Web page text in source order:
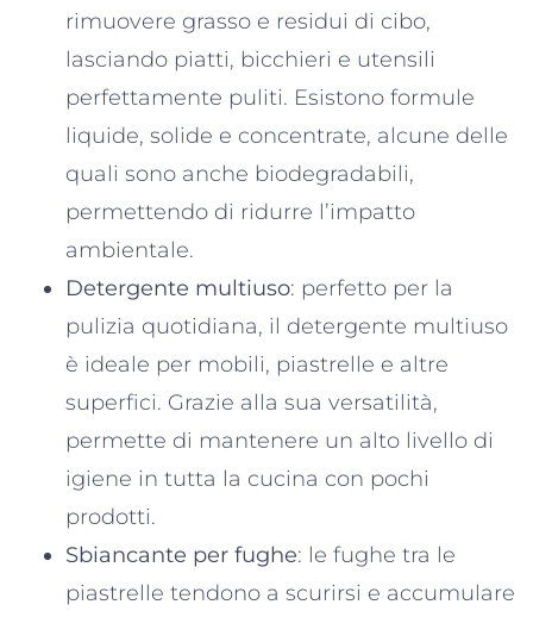
rimuovere grasso e residui di cibo,
lasciando piatti, bicchieri e utensili
perfettamente puliti. Esistono formule
liquide, solide e concentrate, alcune delle
quali sono anche biodegradabili,
permettendo di ridurre l’impatto
ambientale.
Detergente multiuso: perfetto per la
pulizia quotidiana, il detergente multiuso
è ideale per mobili, piastrelle e altre
superfici. Grazie alla sua versatilità,
permette di mantenere un alto livello di
igiene in tutta la cucina con pochi
prodotti.
Sbiancante per fughe: le fughe tra le
piastrelle tendono a scurirsi e accumulare